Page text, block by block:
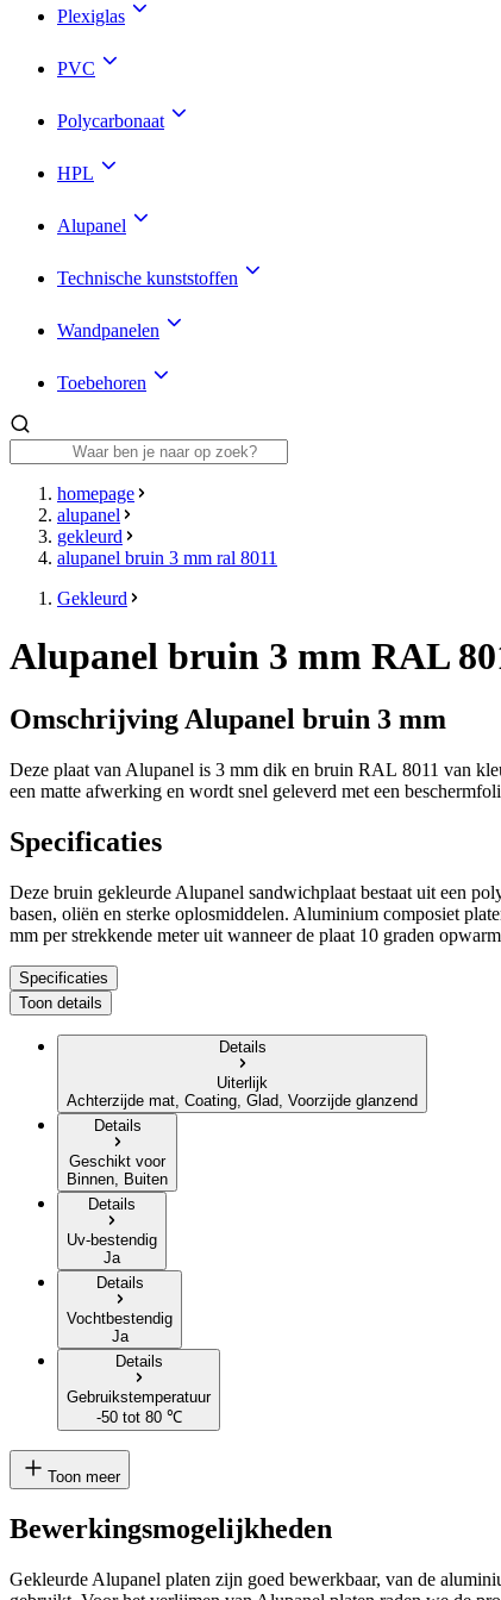
Plexiglas
PVC
Polycarbonaat
HPL
Alupanel
Technische kunststoffen
Wandpanelen
Toebehoren
homepage
alupanel
gekleurd
alupanel bruin 3 mm ral 8011
Gekleurd
Alupanel bruin 3 mm RAL
Omschrijving Alupanel bruin 3 mm
Deze plaat van Alupanel is 3 mm dik en bruin RAL 8011 van
een matte afwerking en wordt snel geleverd met een
Specificaties
Deze bruin gekleurde Alupanel sandwichplaat bestaat uit een
basen, oliën en sterke oplosmiddelen. Aluminium composiet
mm per strekkende meter uit wanneer de plaat 10 graden
Specificaties
Toon details
Details
Uiterlijk
Achterzijde mat, Coating, Glad, Voorzijde glanzend
Details
Geschikt voor
Binnen, Buiten
Details
Uv-bestendig
Ja
Details
Vochtbestendig
Ja
Details
Gebruikstemperatuur
-50 tot 80 ℃
Toon meer
Bewerkingsmogelijkheden
Gekleurde Alupanel platen zijn goed bewerkbaar, van de